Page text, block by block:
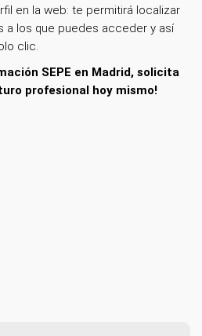
en la web: te permitirá localizar
a los que puedes acceder y así
clic.
SEPE en Madrid, solicita
profesional hoy mismo!